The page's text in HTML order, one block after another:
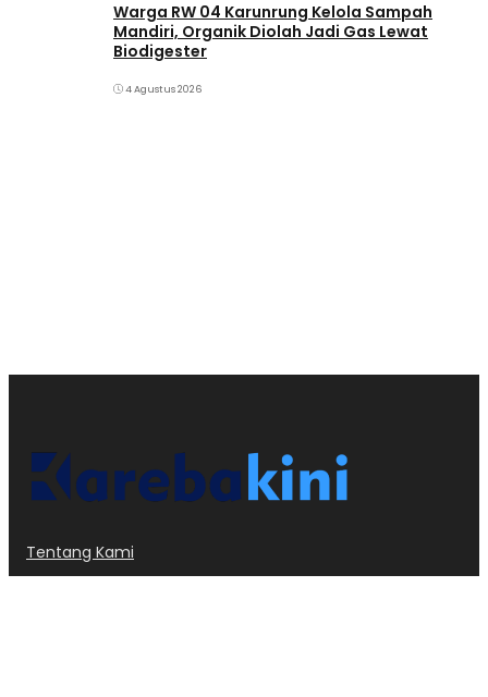
Warga RW 04 Karunrung Kelola Sampah
Mandiri, Organik Diolah Jadi Gas Lewat
Biodigester
4 Agustus 2026
Tentang Kami